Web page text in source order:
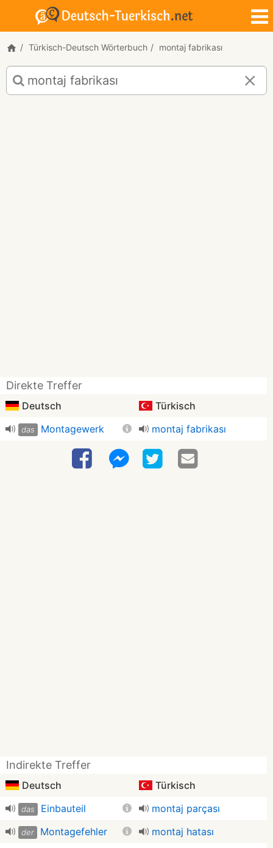
Türkisch-Deutsch Wörterbuch montaj fabrikası
Türkisch-
Deutsch
Übersetzung
Direkte Treffer
Deutsch Türkisch
das Montagewerk montaj fabrikası
Indirekte Treffer
Deutsch Türkisch
das Einbauteil montaj parçası
der Montagefehler montaj hatası